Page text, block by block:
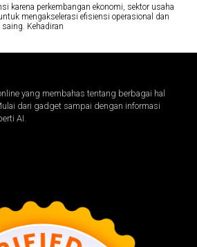
karena perkembangan ekonomi, sektor usaha
mengakselerasi efisiensi operasional dan
Kehadiran
yang membahas tentang berbagai hal
dari gadget sampai dengan informasi
AI.